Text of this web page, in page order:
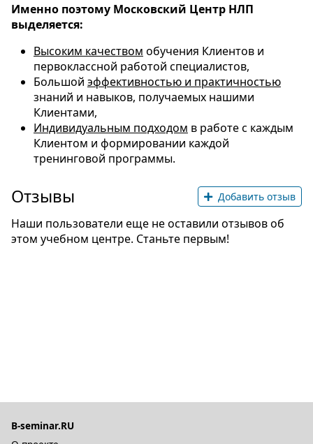
Именно поэтому Московский Центр НЛП
выделяется:
Высоким качеством обучения Клиентов и
первоклассной работой специалистов,
Большой эффективностью и практичностью
знаний и навыков, получаемых нашими
Клиентами,
Индивидуальным подходом в работе с каждым
Клиентом и формировании каждой
тренинговой программы.
Отзывы Добавить отзыв
Наши пользователи еще не оставили отзывов об
этом учебном центре. Станьте первым!
B-seminar.RU